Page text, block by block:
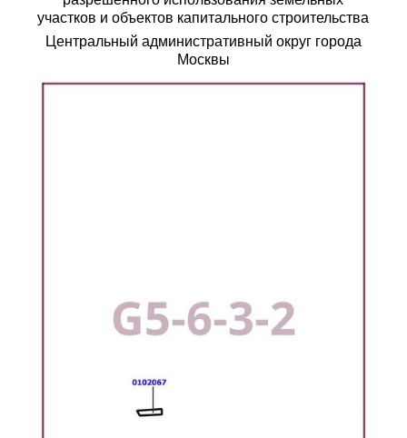
участков и объектов капитального строительства
Центральный административный округ города
Москвы